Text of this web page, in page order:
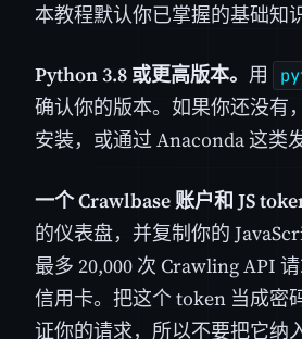
本教程默认你已掌握的基础知
Python 3.8 或更高版本。 用
确认你的版本。如果你还没有
安装，或通过 Anaconda 这类
一个 Crawlbase 账户和 JS
的仪表盘，并复制你的
最多 20,000 次 Crawling API
信用卡。把这个 token 当成密
证你的请求，所以不要把它纳